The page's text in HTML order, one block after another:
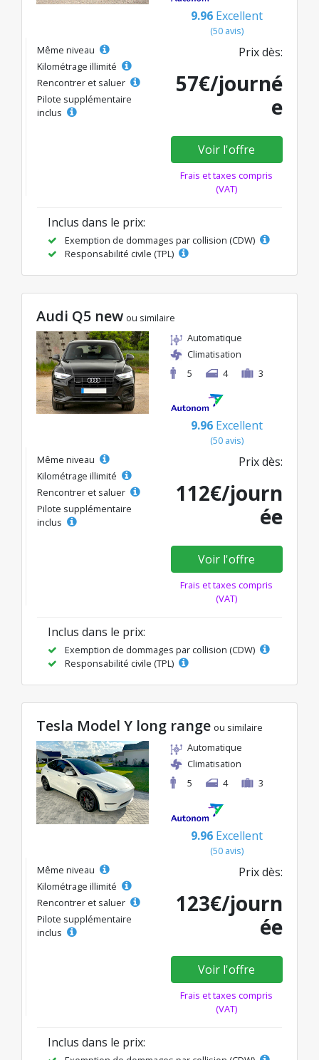
9.96 Excellent
(50 avis)
Même niveau
Kilométrage illimité
Rencontrer et saluer
Pilote supplémentaire
inclus
Prix dès:
57€/journé
e
Voir l'offre
Frais et taxes compris
(VAT)
Inclus dans le prix:
Exemption de dommages par collision (CDW)
Responsabilité civile (TPL)
Audi Q5 new ou similaire
Automatique
Climatisation
5
4 3
9.96 Excellent
(50 avis)
Même niveau
Kilométrage illimité
Rencontrer et saluer
Pilote supplémentaire
inclus
Prix dès:
112€/journ
ée
Voir l'offre
Frais et taxes compris
(VAT)
Inclus dans le prix:
Exemption de dommages par collision (CDW)
Responsabilité civile (TPL)
Tesla Model Y long range ou similaire
Automatique
Climatisation
5
4 3
9.96 Excellent
(50 avis)
Même niveau
Kilométrage illimité
Rencontrer et saluer
Pilote supplémentaire
inclus
Prix dès:
123€/journ
ée
Voir l'offre
Frais et taxes compris
(VAT)
Inclus dans le prix: